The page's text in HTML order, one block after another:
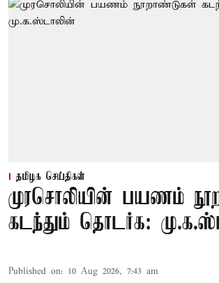
தமிழக செய்திகள்
முரசொலியின் பயணம்
கடந்தும் தொடர்க:
Published on: 10 Aug 2026, 7:43 am